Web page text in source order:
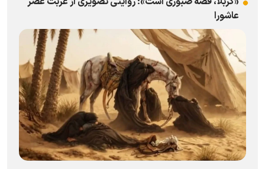
عاشورا